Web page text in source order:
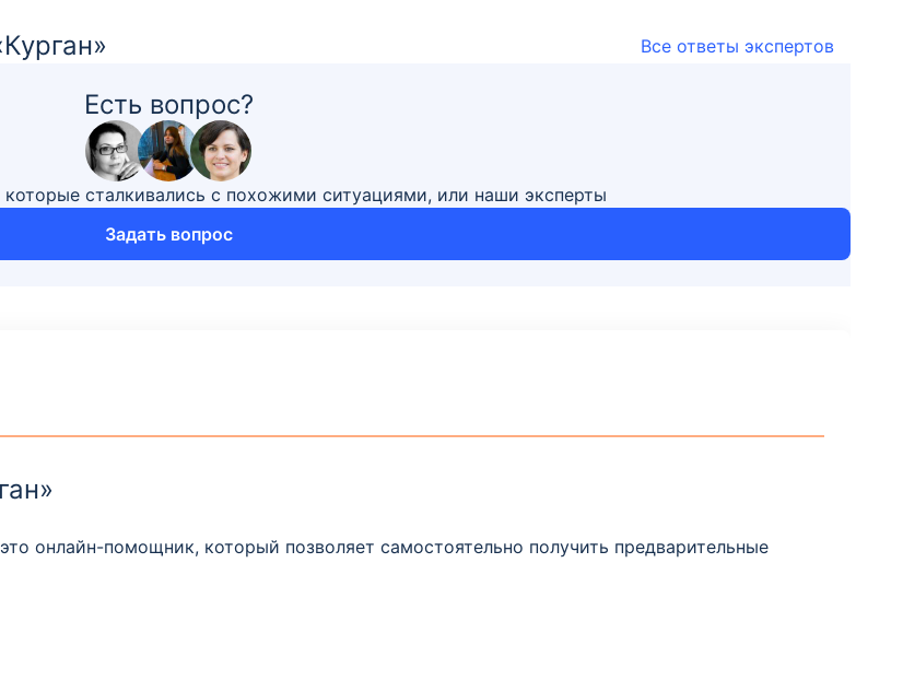
Все ответы экспертов
Есть вопрос?
которые сталкивались с похожими ситуациями, или наши эксперты
Задать вопрос
онлайн-помощник, который позволяет самостоятельно получить предварительные